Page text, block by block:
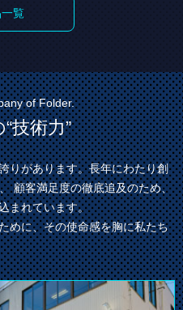
覧
of Folder.
技術力”
りがあります。長年にわたり創
顧客満足度の徹底追及のため、
まれています。
めに、その使命感を胸に私たち